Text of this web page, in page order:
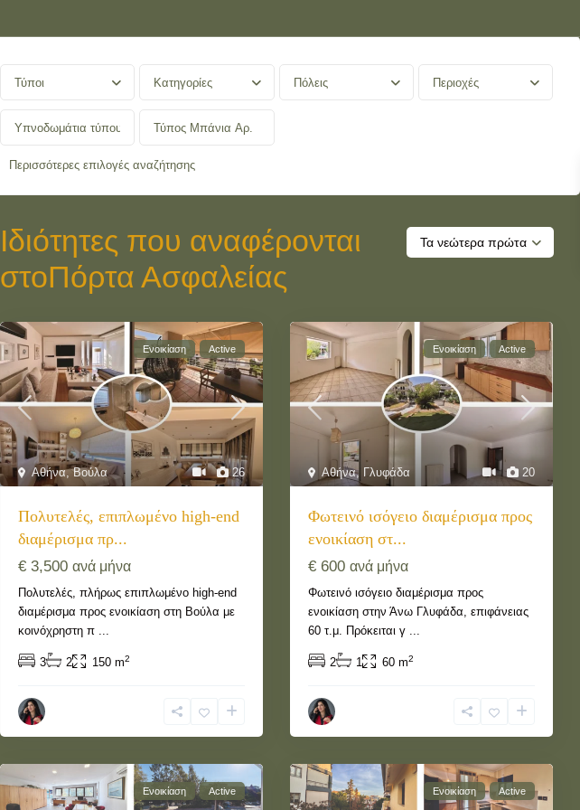
Τύποι Κατηγορίες Πόλεις Περιοχές
Περισσότερες επιλογές αναζήτησης
Τα νεώτερα πρώτα
Ιδιότητες που αναφέρονται
στοΠόρτα Ασφαλείας
26
Αθήνα,Βούλα
Ενοικίαση Active
Πολυτελές, επιπλωμένο high-end
διαμέρισμα πρ...
€ 3,500 ανά μήνα
Πολυτελές, πλήρως επιπλωμένο high-end
διαμέρισμα προς ενοικίαση στη Βούλα με
κοινόχρηστη π
3 2 150 m2
20
Αθήνα, Γλυφάδα
Ενοικίαση Active
Φωτεινό ισόγειο διαμέρισμα προς
ενοικίαση στ...
€ 600 ανά μήνα
Φωτεινό ισόγειο διαμέρισμα προς
ενοικίαση στην Άνω Γλυφάδα, επιφάνειας
60 τ.μ. Πρόκειται γ
2 1 60 m2
Ενοικίαση Active Ενοικίαση Active